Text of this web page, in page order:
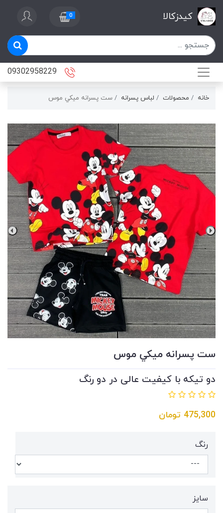
کیدزکالا 0
خانه محصولات لباس پسرانه ست پسرانه ميكي موس
ست پسرانه ميكي موس
دو تیکه با کیفیت عالی در دو رنگ
475,300 تومان
رنگ
سايز